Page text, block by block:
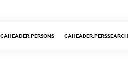
CAHEADER.PERSONS CAHEADER.PERSSEARCH